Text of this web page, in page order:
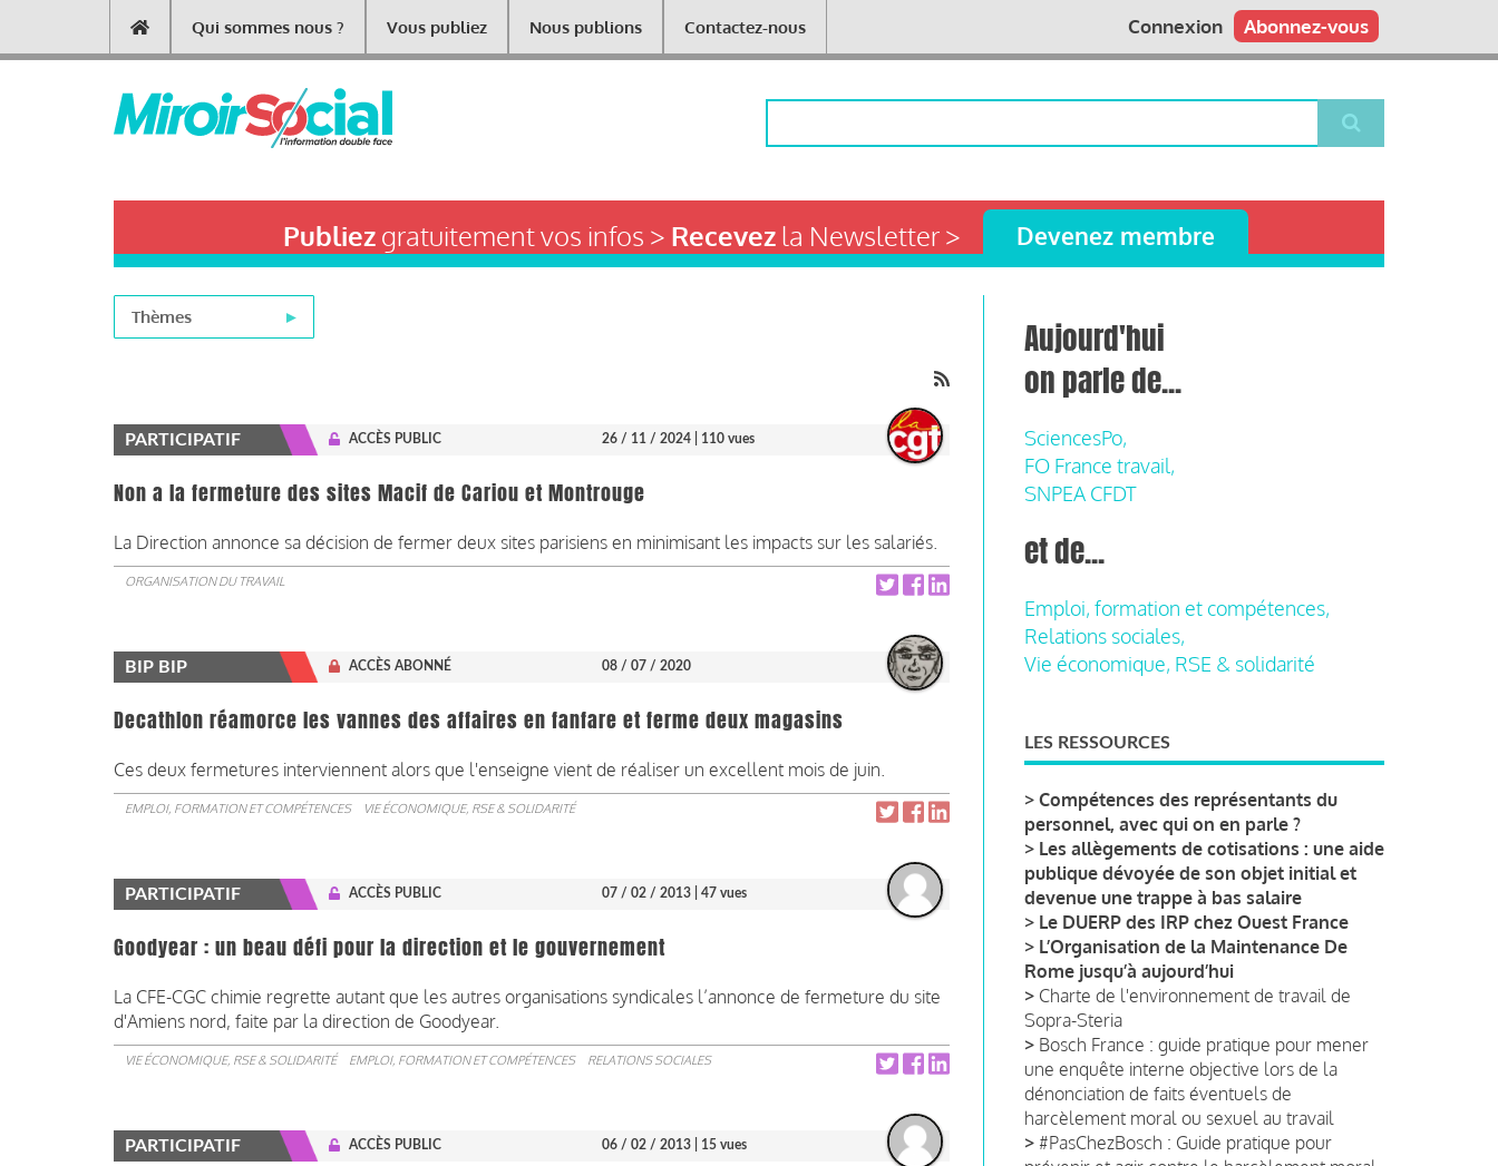
contenu
Main
navigation
Qui sommes nous ? Vous publiez Nous publions Contactez-nous Abonnez-vous
Connexion
Publiezgratuitement vos infos > Recevezla Newsletter > Devenez membre
Thèmes
PARTICIPATIF ACCÈS PUBLIC 26 / 11 / 2024 | 110 vues
Non a la fermeture des sites Macif de Cariou et Montrouge
La Direction annonce sa décision de fermer deux sites parisiens en minimisant les impacts sur les salariés.
ORGANISATION DU TRAVAIL
BIP BIP ACCÈS ABONNÉ 08 / 07 / 2020
Decathlon réamorce les vannes des affaires en fanfare et ferme deux magasins
Ces deux fermetures interviennent alors que l'enseigne vient de réaliser un excellent mois de juin.
EMPLOI, FORMATION ET COMPÉTENCES VIE ÉCONOMIQUE, RSE & SOLIDARITÉ
PARTICIPATIF ACCÈS PUBLIC 07 / 02 / 2013 | 47 vues
Goodyear : un beau défi pour la direction et le gouvernement
La CFE-CGC chimie regrette autant que les autres organisations syndicales l’annonce de fermeture du site
d'Amiens nord, faite par la direction de Goodyear.
VIE ÉCONOMIQUE, RSE & SOLIDARITÉ EMPLOI, FORMATION ET COMPÉTENCES RELATIONS SOCIALES
PARTICIPATIF ACCÈS PUBLIC 06 / 02 / 2013 | 15 vues
Aujourd'hui
on parle de...
SciencesPo,
FO France travail,
SNPEA CFDT
et de...
Emploi, formation et compétences,
Relations sociales,
Vie économique, RSE & solidarité
LES RESSOURCES
> Compétences des représentants du
personnel, avec qui on en parle ?
> Les allègements de cotisations : une aide
publique dévoyée de son objet initial et
devenue une trappe à bas salaire
> Le DUERP des IRP chez Ouest France
> L’Organisation de la Maintenance De
Rome jusqu’à aujourd’hui
> Charte de l'environnement de travail de
Sopra-Steria
> Bosch France : guide pratique pour mener
une enquête interne objective lors de la
dénonciation de faits éventuels de
harcèlement moral ou sexuel au travail
> #PasChezBosch : Guide pratique pour